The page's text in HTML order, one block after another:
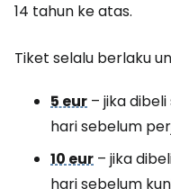
14 tahun ke atas.
Tiket selalu berlaku
5 eur – jika
hari sebelum
10 eur – jika
hari sebelum